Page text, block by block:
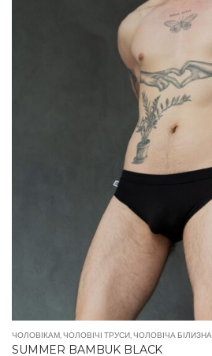
ЧОЛОВІКАМ ЧОЛОВІЧІ ТРУСИ ЧОЛОВІЧА БІЛИЗНА
SUMMER BAMBUK BLACK